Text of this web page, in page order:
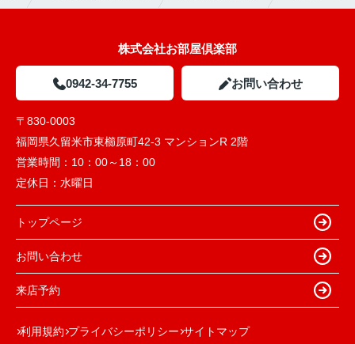
株式会社お部屋倶楽部
0942-34-7755 お問い合わせ
〒830-0003
福岡県久留米市東櫛原町42-3 マンションR 2階
営業時間： 10：00～18：00
定休日： 水曜日
トップページ
お問い合わせ
来店予約
利用規約 プライバシーポリシー サイトマップ